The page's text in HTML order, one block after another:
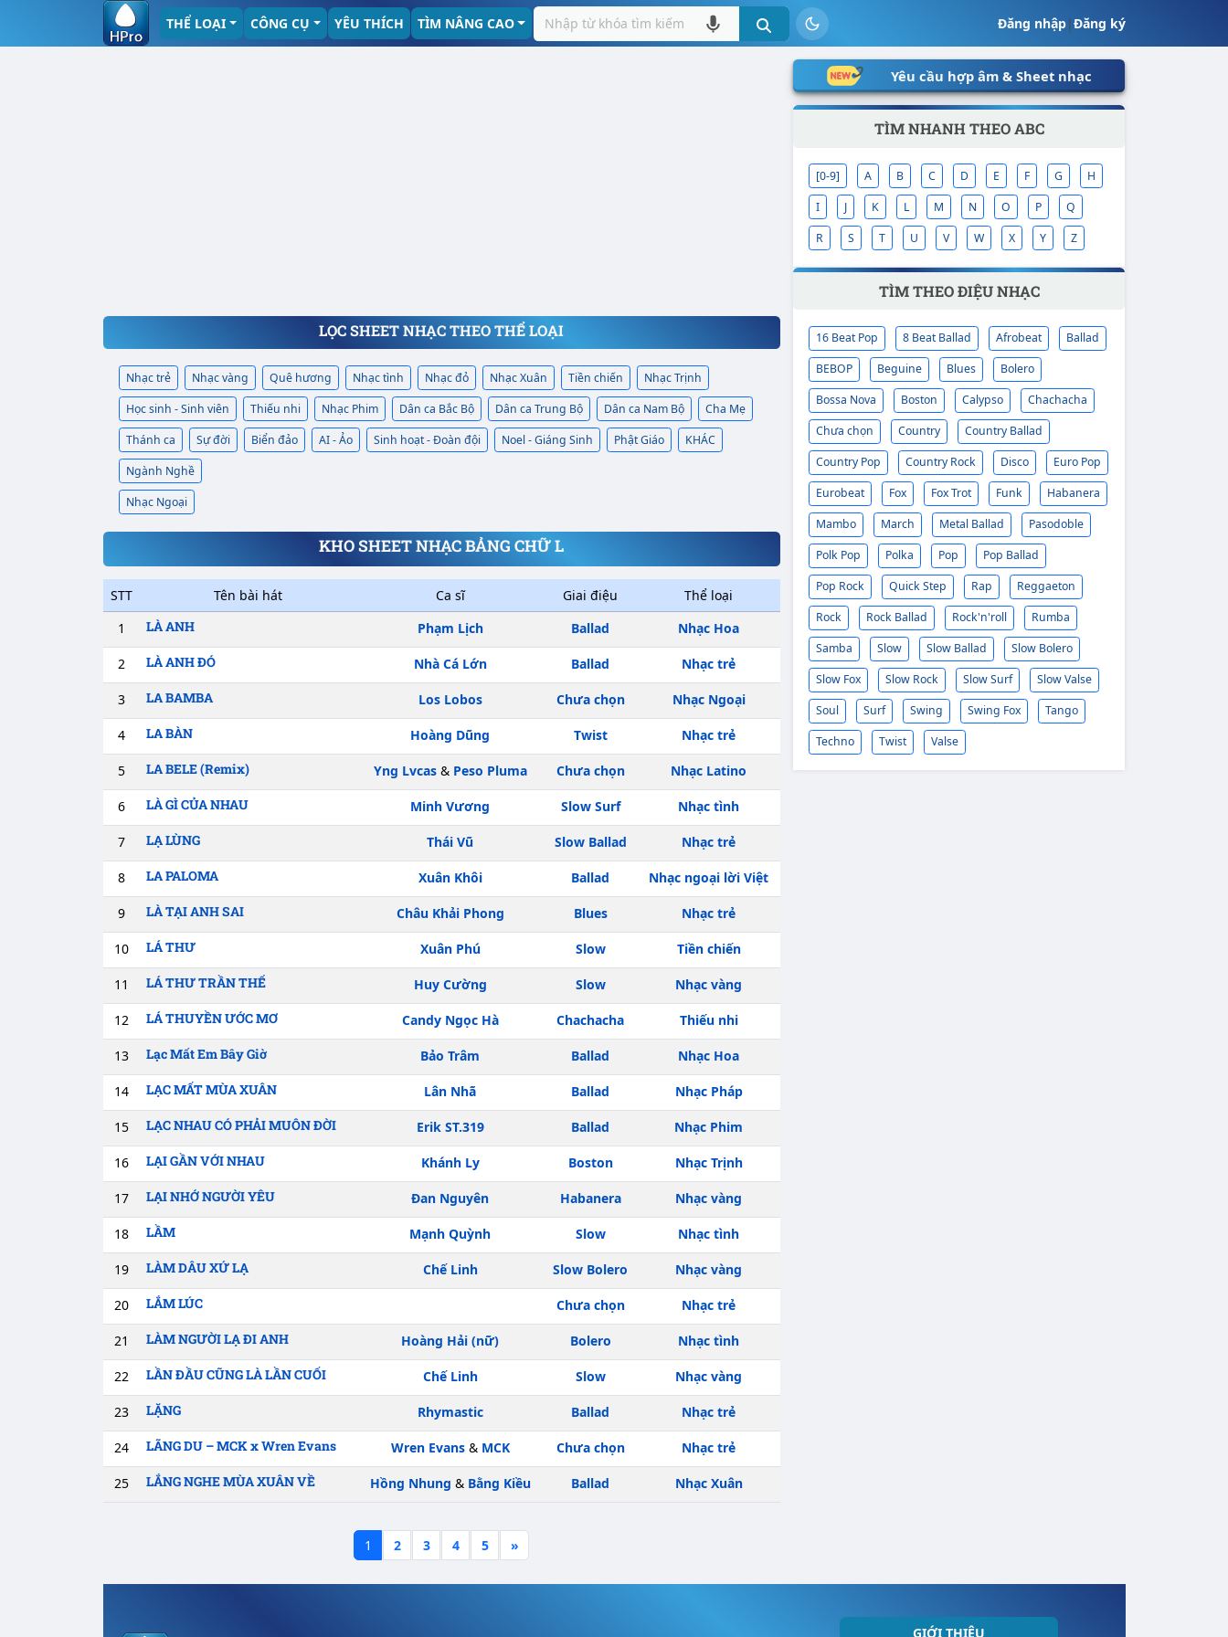
Đăng nhập|Đăng ký
THỂ LOẠI CÔNG CỤ YÊU THÍCH TÌM NÂNG CAO
LỌC SHEET NHẠC THEO THỂ LOẠI
Nhạc trẻ Nhạc vàng Quê hương Nhạc tình Nhạc đỏ Nhạc Xuân Tiền chiến
Nhạc Trịnh
Học sinh - Sinh viên
Thiếu nhi Nhạc Phim Dân ca Bắc Bộ Dân ca Trung Bộ Dân ca Nam Bộ
Cha Mẹ
Thánh ca
Sự đời Biển đảo AI - Ảo Sinh hoạt - Đoàn đội Noel - Giáng Sinh Phật Giáo
KHÁC
Ngành Nghề
Nhạc Ngoại
KHO SHEET NHẠC BẢNG CHỮ L
STT Tên bài hát Ca sĩ Giai điệu
Thể loại
1
LÀ ANH Phạm Lịch Ballad Nhạc Hoa
2 LÀ ANH ĐÓ Nhà Cá Lớn Ballad Nhạc trẻ
3 LA BAMBA Los Lobos Chưa chọn Nhạc Ngoại
4 LA BÀN Hoàng Dũng Twist Nhạc trẻ
5 LA BELE (Remix) Yng Lvcas& Peso Pluma Chưa chọn Nhạc Latino
6 LÀ GÌ CỦA NHAU Minh Vương Slow Surf Nhạc tình
7 LẠ LÙNG Thái Vũ Slow Ballad Nhạc trẻ
8 LA PALOMA Xuân Khôi Ballad Nhạc ngoại lời Việt
9 LÀ TẠI ANH SAI Châu Khải Phong Blues Nhạc trẻ
10 LÁ THƯ Xuân Phú Slow Tiền chiến
11 LÁ THƯ TRẦN THẾ Huy Cường Slow Nhạc vàng
12 LÁ THUYỀN ƯỚC MƠ Candy Ngọc Hà Chachacha Thiếu nhi
13 Lạc Mất Em Bây Giờ Bảo Trâm Ballad Nhạc Hoa
14 LẠC MẤT MÙA XUÂN Lân Nhã Ballad Nhạc Pháp
15 LẠC NHAU CÓ PHẢI MUÔN ĐỜI Erik ST.319 Ballad Nhạc Phim
16 LẠI GẦN VỚI NHAU Khánh Ly Boston Nhạc Trịnh
17 LẠI NHỚ NGƯỜI YÊU Đan Nguyên Habanera Nhạc vàng
18 LẦM Mạnh Quỳnh Slow Nhạc tình
19 LÀM DÂU XỨ LẠ Chế Linh Slow Bolero Nhạc vàng
20 LẮM LÚC Chưa chọn Nhạc trẻ
21 LÀM NGƯỜI LẠ ĐI ANH Hoàng Hải (nữ) Bolero Nhạc tình
22 LẦN ĐẦU CŨNG LÀ LẦN CUỐI Chế Linh Slow Nhạc vàng
23 LẶNG Rhymastic Ballad Nhạc trẻ
24 LÃNG DU – MCK x Wren Evans Wren Evans& MCK Chưa chọn Nhạc trẻ
25 LẮNG NGHE MÙA XUÂN VỀ Hồng Nhung & Bằng Kiều Ballad Nhạc Xuân
1 2 3 4 5 »
Yêu cầu hợp âm & Sheet nhạc
TÌM NHANH THEO ABC
[0-9] A B C D E F G
H
I
J K L M N O P
Q
R
S T U V W X Y Z
TÌM THEO ĐIỆU NHẠC
16 Beat Pop 8 Beat Ballad Afrobeat
Ballad
BEBOP
Beguine Blues
Bolero
Bossa Nova
Boston Calypso
Chachacha
Chưa chọn
Country
Country Ballad
Country Pop
Country Rock Disco
Euro Pop
Eurobeat
Fox Fox Trot Funk
Habanera
Mambo
March Metal Ballad
Pasodoble
Polk Pop
Polka Pop
Pop Ballad
Pop Rock
Quick Step Rap
Reggaeton
Rock
Rock Ballad Rock'n'roll
Rumba
Samba
Slow Slow Ballad
Slow Bolero
Slow Fox
Slow Rock Slow Surf
Slow Valse
Soul
Surf Swing Swing Fox
Tango
Techno
Twist Valse
GIỚI THIỆU